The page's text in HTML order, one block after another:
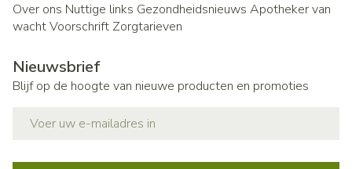
Over ons Nuttige links Gezondheidsnieuws Apotheker van
wachtVoorschrift Zorgtarieven
Nieuwsbrief
Blijf op de hoogte van nieuwe producten en promoties